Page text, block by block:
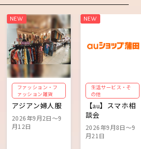
ファッション・フ
ァッション雑貨
アジアン婦人服
2026年9月2日～9
月12日
生活サービス・そ
の他
【au】スマホ相
談会
2026年9月8日～9
月21日